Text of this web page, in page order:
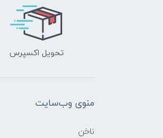
تحویل اکسپرس
منوی وب‌سایت
ناخن